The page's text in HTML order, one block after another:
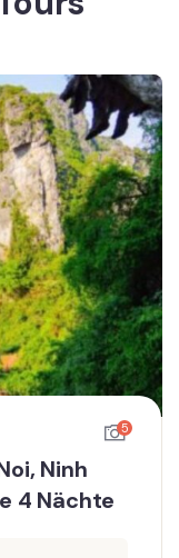
5
Ninh
4 Nächte